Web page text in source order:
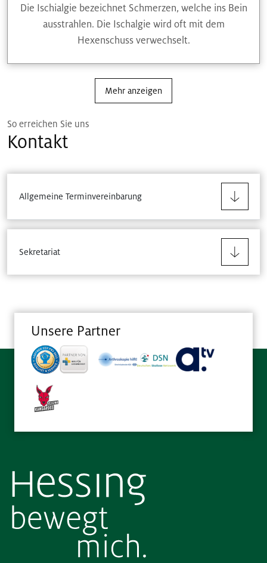
Die Ischialgie bezeichnet Schmerzen, welche ins Bein
ausstrahlen. Die Ischalgie wird oft mit dem
Hexenschuss verwechselt.
Mehr anzeigen
So erreichen Sie uns
Kontakt
Allgemeine Terminvereinbarung
Sekretariat
Unsere Partner